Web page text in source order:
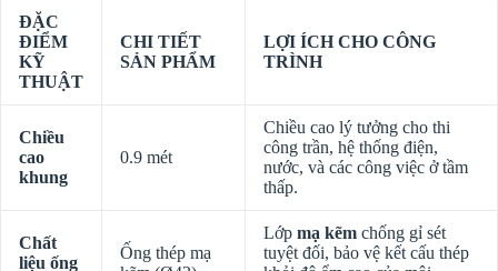
ĐẶC
ĐIỂM
KỸ
THUẬT
CHI TIẾT
SẢN PHẨM
LỢI ÍCH CHO CÔNG
TRÌNH
Chiều
cao
khung
0.9 mét
Chiều cao lý tưởng cho thi
công trần, hệ thống điện,
nước, và các công việc ở tầm
thấp.
Chất
liệu ống
Ống thép mạ
Lớp mạ kẽm chống gỉ sét
tuyệt đối, bảo vệ kết cấu thép